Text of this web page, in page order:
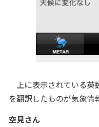
上に表示されている英
を翻訳したものが気象情
空見さん